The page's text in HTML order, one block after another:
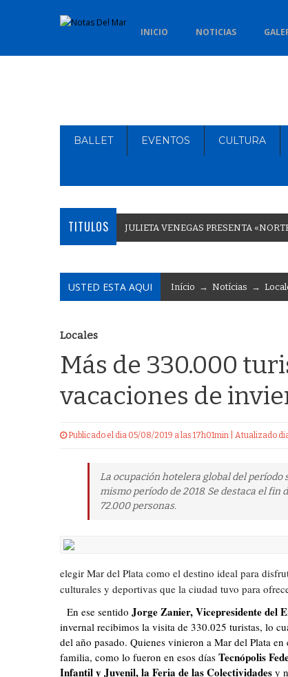
INICIO NOTICIAS
BALLET EVENTOS CULTURA
TITULOS JULIETA VENEGAS PRESENTA «NORT
USTED ESTA AQUI Início → Notícias →
Locales
Más de 330.000
vacaciones de
Publicado el dia 05/08/2019 a las 17h01min | Atualizado
La ocupación hotelera global del período
mismo período de 2018. Se destaca el fin
72.000 personas.
elegir Mar del Plata como el destino ideal para
culturales y deportivas que la ciudad tuvo para
En ese sentido Jorge Zanier, Vicepresidente del
invernal recibimos la visita de 330.025 turistas, lo
del año pasado. Quienes vinieron a Mar del Plata
familia, como lo fueron en esos días Tecnópolis
Infantil y Juvenil, la Feria de las Colectividades y